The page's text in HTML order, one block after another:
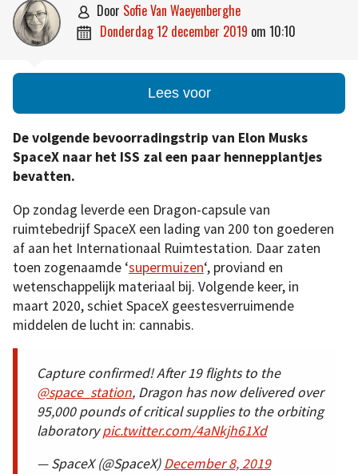
 door Sofie Van Waeyenberghe
 donderdag 12 december 2019 om 10:10
Lees voor
De volgende bevoorradingstrip van Elon Musks
SpaceX naar het ISS zal een paar hennepplantjes
bevatten.
Op zondag leverde een Dragon-capsule van
ruimtebedrijf SpaceX een lading van 200 ton goederen
af aan het Internationaal Ruimtestation. Daar zaten
toen zogenaamde ‘supermuizen‘, proviand en
wetenschappelijk materiaal bij. Volgende keer, in
maart 2020, schiet SpaceX geestesverruimende
middelen de lucht in: cannabis.
Capture confirmed! After 19 flights to the
@space_station, Dragon has now delivered over
95,000 pounds of critical supplies to the orbiting
laboratorypic.twitter.com/4aNkjh61Xd
— SpaceX (@SpaceX)December 8, 2019